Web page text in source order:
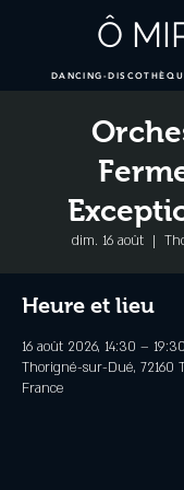
Ô
DANCING-
dim. 16 août
  |
Heure et lieu
16 août 2026, 14:30 – 19:30
Thorigné-sur-Dué, 72160
France